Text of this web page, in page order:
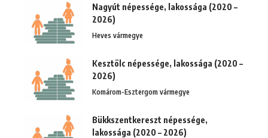
Nagyút népessége, lakossága (2020 –
2026)
Heves vármegye
Kesztölc népessége, lakossága (2020 –
2026)
Komárom-Esztergom vármegye
Bükkszentkereszt népessége,
lakossága (2020 – 2026)